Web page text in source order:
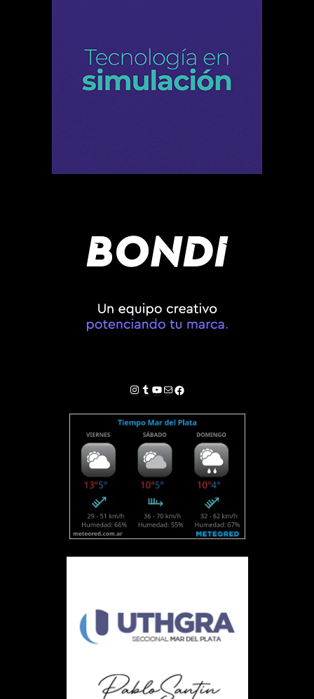
Instagram
Tumblr
YouTube
Correo electrónico
Facebook